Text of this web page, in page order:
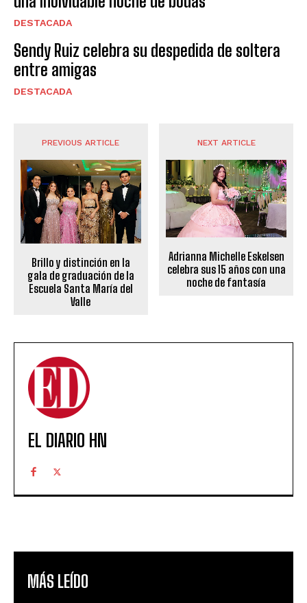
DESTACADA
Sendy Ruiz celebra su despedida de soltera
entre amigas
DESTACADA
PREVIOUS ARTICLE
Brillo y distinción en la
gala de graduación de la
Escuela Santa María del
Valle
NEXT ARTICLE
Adrianna Michelle Eskelsen
celebra sus 15 años con una
noche de fantasía
EL DIARIO HN
MÁS LEÍDO